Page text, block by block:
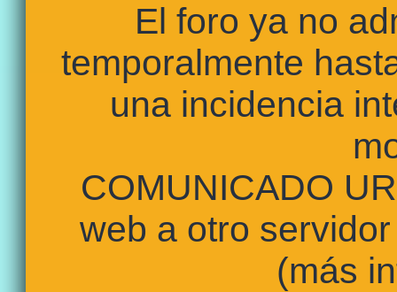
El foro ya no
temporalmente
una incidencia
COMUNICADO
web a otro
(más